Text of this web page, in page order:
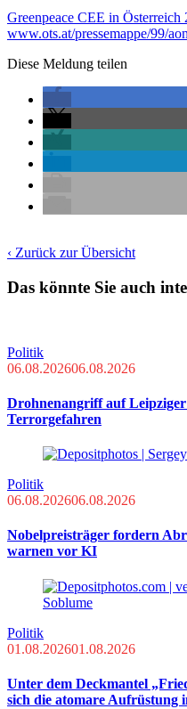
Greenpeace CEE in Österreich
www.ots.at/pressemappe/99/
Diese Meldung teilen
‹ Zurück zur Übersicht
Das könnte Sie auch
Politik
06.08.202606.08.2026
Drohnenangriff auf
Terrorgefahren
Politik
06.08.202606.08.2026
Nobelpreisträger fordern
warnen vor KI
Politik
01.08.202601.08.2026
Unter dem Deckmantel
sich die atomare Aufrüstung